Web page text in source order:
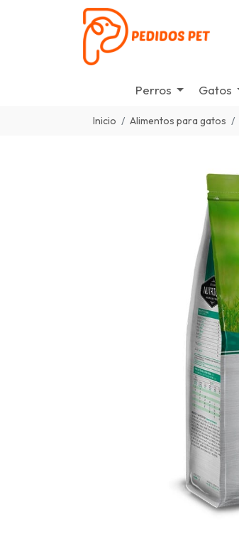
Perros Gatos
Inicio Alimentos para gatos